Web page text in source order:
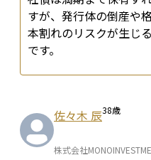
すが、発行体の倒産や
本割れのリスクが生じ
です。
佐々木 辰38歳
株式会社